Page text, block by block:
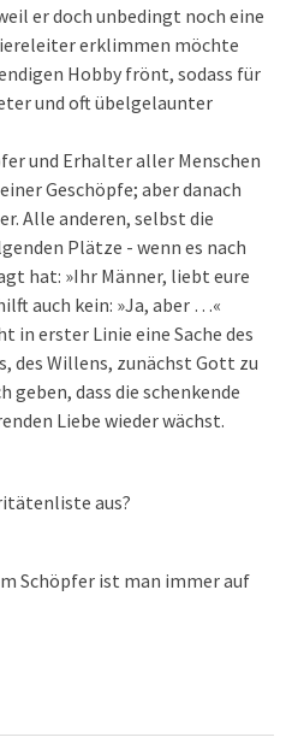
er doch unbedingt noch eine
erklimmen möchte
Hobby frönt, sodass für
und oft übelgelaunter
und Erhalter aller Menschen
Geschöpfe; aber danach
Alle anderen, selbst die
Plätze - wenn es nach
hat: »Ihr Männer, liebt eure
auch kein: »Ja, aber …«
in erster Linie eine Sache des
des Willens, zunächst Gott zu
geben, dass die schenkende
Liebe wieder wächst.
aus?
Schöpfer ist man immer auf